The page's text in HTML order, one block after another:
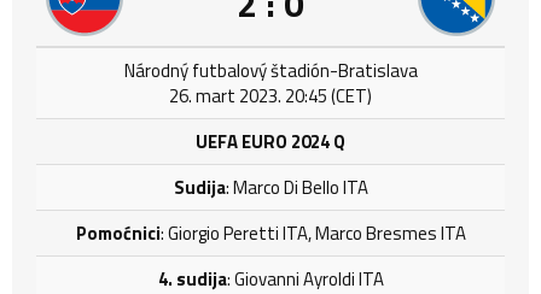
Národný futbalový štadión-Bratislava
26. mart 2023. 20:45 (CET)
UEFA EURO 2024 Q
Sudija: Marco Di Bello ITA
Pomoćnici: Giorgio Peretti ITA, Marco Bresmes ITA
4. sudija: Giovanni Ayroldi ITA